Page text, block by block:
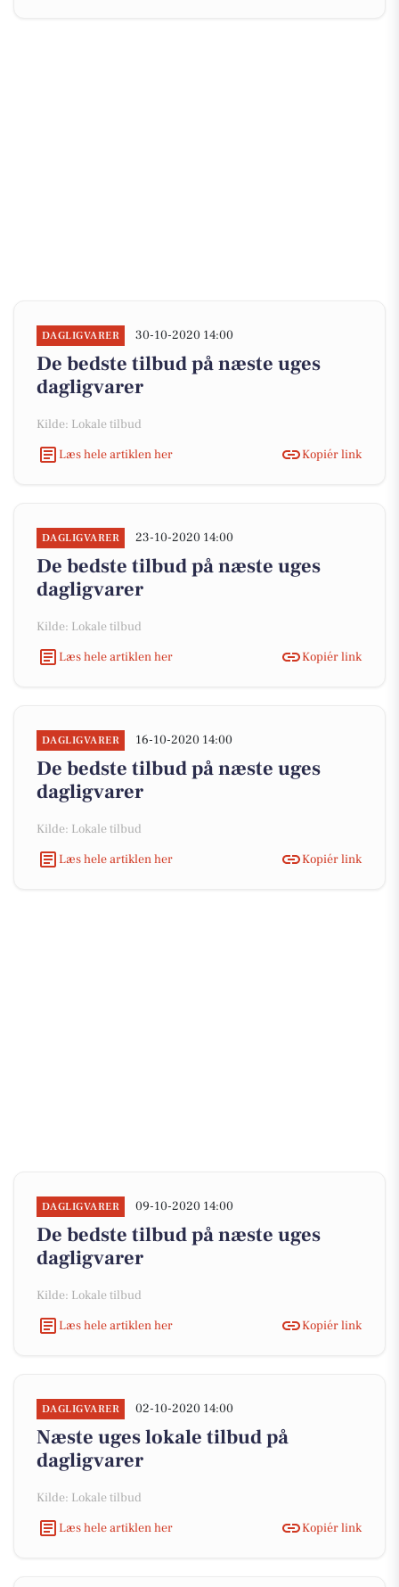
DAGLIGVARER 30-10-2020 14:00
De bedste tilbud på næste uges
dagligvarer
Kilde: Lokale tilbud
Læs hele artiklen her
Kopiér link
DAGLIGVARER 23-10-2020 14:00
De bedste tilbud på næste uges
dagligvarer
Kilde: Lokale tilbud
Læs hele artiklen her
Kopiér link
DAGLIGVARER 16-10-2020 14:00
De bedste tilbud på næste uges
dagligvarer
Kilde: Lokale tilbud
Læs hele artiklen her
Kopiér link
DAGLIGVARER 09-10-2020 14:00
De bedste tilbud på næste uges
dagligvarer
Kilde: Lokale tilbud
Læs hele artiklen her
Kopiér link
DAGLIGVARER 02-10-2020 14:00
Næste uges lokale tilbud på
dagligvarer
Kilde: Lokale tilbud
Læs hele artiklen her
Kopiér link